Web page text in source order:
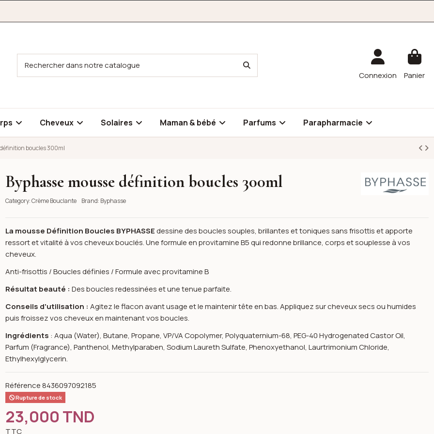
Connexion Panier
Cheveux Solaires Maman & bébé Parfums Parapharmacie
boucles 300ml
300ml
image gallery for Byphasse mousse définition boucles 300ml
Byphasse
Byphasse mousse définition boucles 300ml
Category:Crème Bouclante Brand: Byphasse
La mousse Définition Boucles BYPHASSEdessine des boucles souples, brillantes et toniques sans frisottis et apporte
ressort et vitalité à vos cheveux bouclés. Une formule en provitamine B5 qui redonne brillance, corps et souplesse à vos
cheveux.
Anti-frisottis / Boucles définies / Formule avec provitamine B
Résultat beauté : Des boucles redessinées et une tenue parfaite.
Conseils d'utilisation : Agitez le flacon avant usage et le maintenir tête en bas. Appliquez sur cheveux secs ou humides
puis froissez vos cheveux en maintenant vos boucles.
Ingrédients : Aqua (Water), Butane, Propane, VP/VA Copolymer, Polyquaternium-68, PEG-40 Hydrogenated Castor Oil,
Parfum (Fragrance), Panthenol, Methylparaben, Sodium Laureth Sulfate, Phenoxyethanol, Laurtrimonium Chloride,
Ethylhexylglycerin.
Référence 8436097092185
Rupture de stock
23,000 TND
TTC